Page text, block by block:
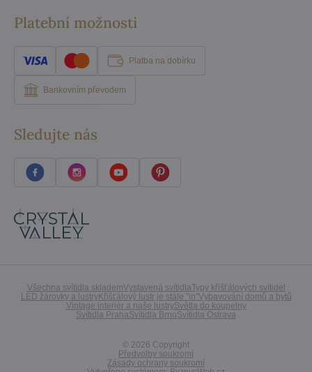
Platební možnosti
Platba na dobírku
Bankovním převodem
Sledujte nás
Všechna svítidla sklademVystavená svítidlaTypy křišťálových svítidel
LED žárovky a lustryKřišťálový lustr je stále "in"Vybavování domů a bytů
Vintage interiér a naše lustrySvětla do koupelny
Svítidla PrahaSvítidla BrnoSvítidla Ostrava
© 2026 Copyright
Předvolby soukromí
Zásady ochrany soukromí